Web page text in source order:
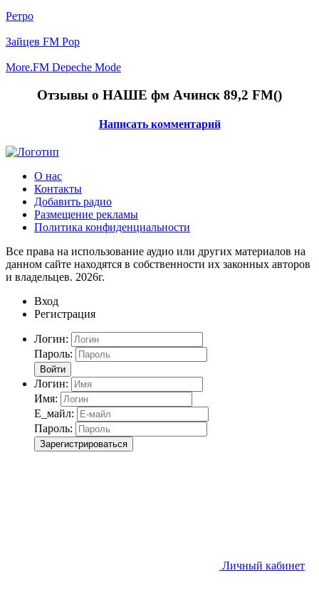
Ретро
Зайцев FM Pop
More.FM Depeche Mode
Отзывы о НАШЕ фм Ачинск 89,2 FM()
Написать комментарий
О нас
Контакты
Добавить радио
Размещение рекламы
Политика конфиденциальности
Все права на использование аудио или других материалов на
данном сайте находятся в собственности их законных авторов
и владельцев. 2026г.
Вход
Регистрация
Логин:
Пароль:
Войти
Логин:
Имя:
Е_майл:
Пароль:
Зарегистрироваться
Личный кабинет